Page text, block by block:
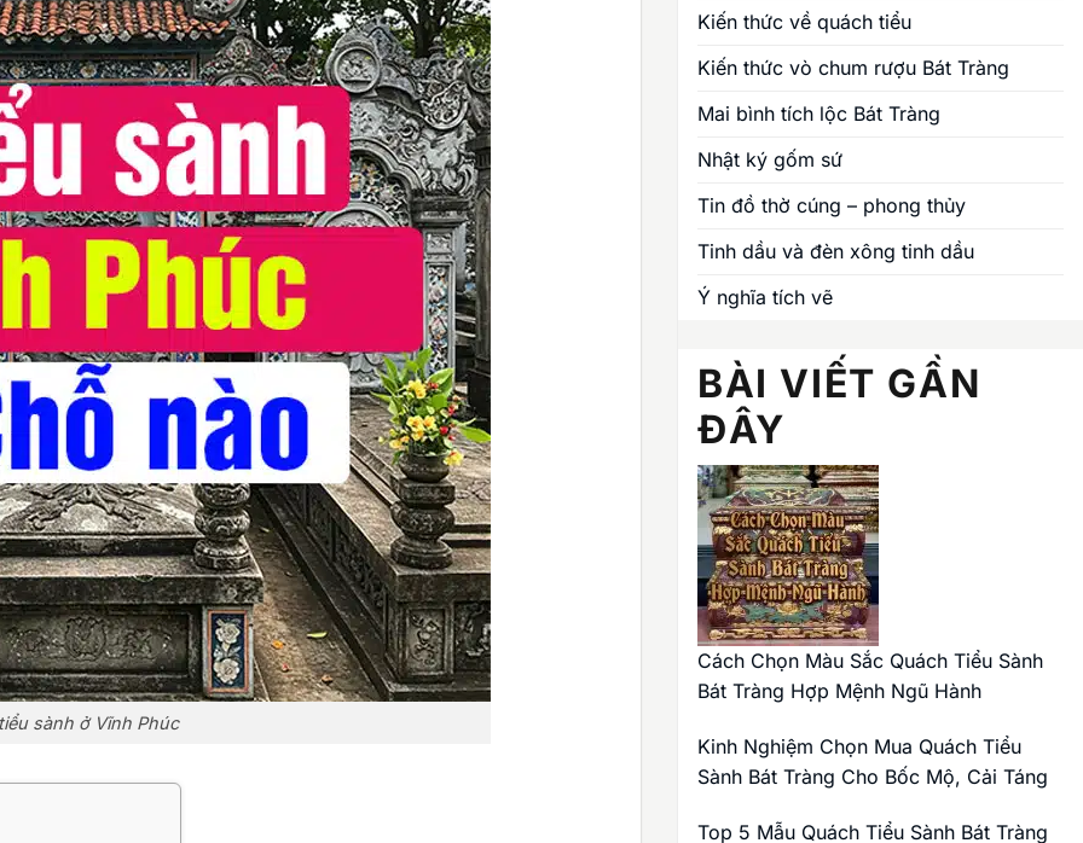
sành ở Vĩnh Phúc
Kiến thức về quách tiểu
Kiến thức vò chum rượu Bát Tràng
Mai bình tích lộc Bát Tràng
Nhật ký gốm sứ
Tin đồ thờ cúng – phong thủy
Tinh dầu và đèn xông tinh dầu
Ý nghĩa tích vẽ
BÀI VIẾT GẦN
ĐÂY
Cách Chọn Màu Sắc Quách Tiểu Sành
Bát Tràng Hợp Mệnh Ngũ Hành
Kinh Nghiệm Chọn Mua Quách Tiểu
Sành Bát Tràng Cho Bốc Mộ, Cải Táng
Top 5 Mẫu Quách Tiểu Sành Bát Tràng